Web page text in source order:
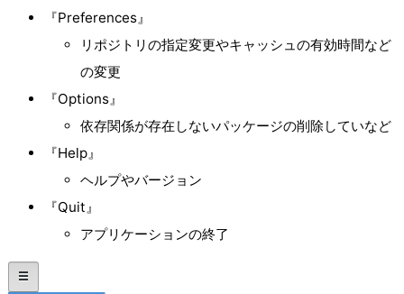
『Preferences』
リポジトリの指定変更やキャッシュの有効時間など
の変更
『Options』
依存関係が存在しないパッケージの削除していなど
『Help』
ヘルプやバージョン
『Quit』
アプリケーションの終了